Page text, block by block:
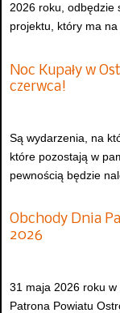
2026 roku, odbędzie
projektu, który ma
Noc Kupały w
czerwca!
Są wydarzenia, na
które pozostają w
pewnością będzie
Obchody Dnia
2026
31 maja 2026 roku w
Patrona Powiatu